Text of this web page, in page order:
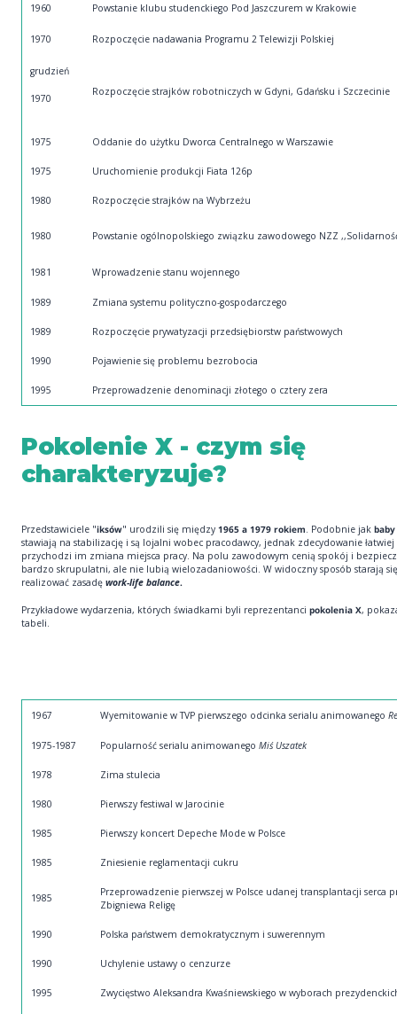
1960 Powstanie klubu studenckiego Pod Jaszczurem w Krakowie
1970 Rozpoczęcie nadawania Programu 2 Telewizji Polskiej
grudzień
1970
Rozpoczęcie strajków robotniczych w Gdyni, Gdańsku i Szczecinie
1975 Oddanie do użytku Dworca Centralnego w Warszawie
1975 Uruchomienie produkcji Fiata 126p
1980 Rozpoczęcie strajków na Wybrzeżu
1980 Powstanie ogólnopolskiego związku zawodowego NZZ
1981 Wprowadzenie stanu wojennego
1989 Zmiana systemu polityczno-gospodarczego
1989 Rozpoczęcie prywatyzacji przedsiębiorstw państwowych
1990 Pojawienie się problemu bezrobocia
1995 Przeprowadzenie denominacji złotego o cztery zera
Pokolenie X - czym się
charakteryzuje?
Przedstawiciele "iksów" urodzili się między 1965 a 1979 rokiem . Podobnie jak
stawiają na stabilizację i są lojalni wobec pracodawcy, jednak zdecydowanie łatwiej
przychodzi im zmiana miejsca pracy. Na polu zawodowym cenią spokój i
bardzo skrupulatni, ale nie lubią wielozadaniowości. W widoczny sposób starają się
realizować zasadę work-life balance.
Przykładowe wydarzenia, których świadkami byli reprezentanci pokolenia X,
tabeli.
1967 Wyemitowanie w TVP pierwszego odcinka serialu animowanego
1975-1987 Popularność serialu animowanego Miś Uszatek
1978 Zima stulecia
1980 Pierwszy festiwal w Jarocinie
1985 Pierwszy koncert Depeche Mode w Polsce
1985 Zniesienie reglamentacji cukru
1985
Przeprowadzenie pierwszej w Polsce udanej transplantacji serca
Zbigniewa Religę
1990 Polska państwem demokratycznym i suwerennym
1990 Uchylenie ustawy o cenzurze
1995 Zwycięstwo Aleksandra Kwaśniewskiego w wyborach